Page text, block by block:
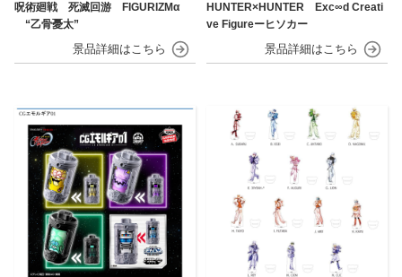
呪術廻戦 死滅回游 FIGURIZMα
“乙骨憂太”
HUNTER×HUNTER Exc∞d Creati
ve Figureーヒソカー